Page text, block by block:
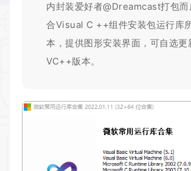
内封装爱好者@Dreamcast打包而
合Visual C ++组件安装包运行库
本，提供图形安装界面，可自选更
VC++版本。